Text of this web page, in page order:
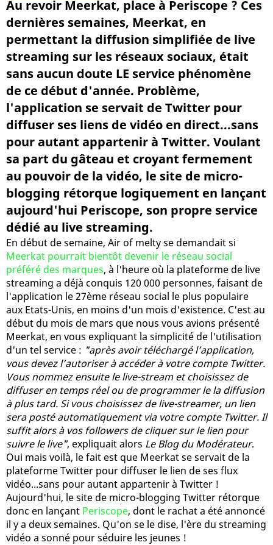
Au revoir Meerkat, place à Periscope ? Ces
dernières semaines, Meerkat, en
permettant la diffusion simplifiée de live
streaming sur les réseaux sociaux, était
sans aucun doute LE service phénomène
de ce début d'année. Problème,
l'application se servait de Twitter pour
diffuser ses liens de vidéo en direct...sans
pour autant appartenir à Twitter. Voulant
sa part du gâteau et croyant fermement
au pouvoir de la vidéo, le site de micro-
blogging rétorque logiquement en lançant
aujourd'hui Periscope, son propre service
dédié au live streaming.
En début de semaine, Air of melty se demandait si
Meerkat pourrait bientôt devenir le réseau social
préféré des marques, à l'heure où la plateforme de live
streaming a déjà conquis 120 000 personnes, faisant de
l'application le 27ème réseau social le plus populaire
aux Etats-Unis, en moins d'un mois d'existence. C'est au
début du mois de mars que nous vous avions présenté
Meerkat, en vous expliquant la simplicité de l'utilisation
d'un tel service : "après avoir téléchargé l’application,
vous devez l’autoriser à accéder à votre compte Twitter.
Vous nommez ensuite le live-stream et choisissez de
diffuser en temps réel ou de programmer le la diffusion
à plus tard. Si vous choisissez de live-streamer, un lien
sera posté automatiquement via votre compte Twitter. Il
suffit alors à vos followers de cliquer sur le lien pour
suivre le live", expliquait alors Le Blog du Modérateur.
Oui mais voilà, le fait est que Meerkat se servait de la
plateforme Twitter pour diffuser le lien de ses flux
vidéo...sans pour autant appartenir à Twitter !
Aujourd'hui, le site de micro-blogging Twitter rétorque
donc en lançant Periscope, dont le rachat a été annoncé
il y a deux semaines. Qu'on se le dise, l'ère du streaming
vidéo a sonné pour séduire les jeunes !